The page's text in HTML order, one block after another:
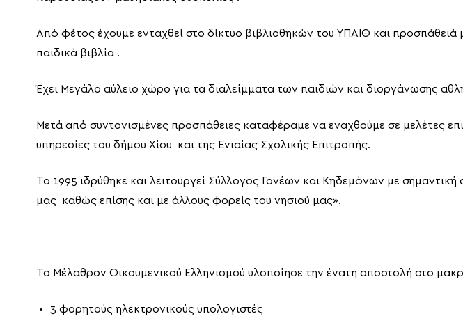
Από φέτος έχουμε ενταχθεί στο δίκτυο βιβλιοθηκών του ΥΠΑΙΘ και
παιδικά βιβλία .
Έχει Μεγάλο αύλειο χώρο για τα διαλείμματα των παιδιών και διοργάνωσης
Μετά από συντονισμένες προσπάθειες καταφέραμε να εναχθούμε σε μελέτες
υπηρεσίες του δήμου Χίου και της Ενιαίας Σχολικής Επιτροπής.
Το 1995 ιδρύθηκε και λειτουργεί Σύλλογος Γονέων και Κηδεμόνων με
μας καθώς επίσης και με άλλους φορείς του νησιού μας».
Το Μέλαθρον Οικουμενικού Ελληνισμού υλοποίησε την ένατη αποστολή στο
3 φορητούς ηλεκτρονικούς υπολογιστές